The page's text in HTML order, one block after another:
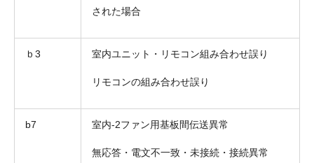
された場合
ｂ3 室内ユニット・リモコン組み合わせ誤り
リモコンの組み合わせ誤り
b7 室内-2ファン用基板間伝送異常
無応答・電文不一致・未接続・接続異常